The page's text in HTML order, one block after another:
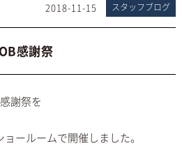
2018-11-15 スタッフブログ
OB感謝祭
謝祭を
ールームで開催しました。